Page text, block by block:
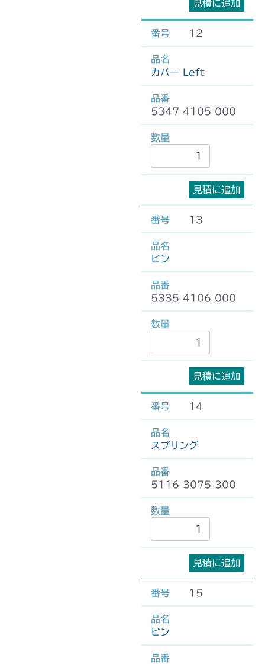
見積に追加
12
カバー Left
5347 4105 000
見積に追加
13
ピン
5335 4106 000
見積に追加
14
スプリング
5116 3075 300
見積に追加
15
ピン